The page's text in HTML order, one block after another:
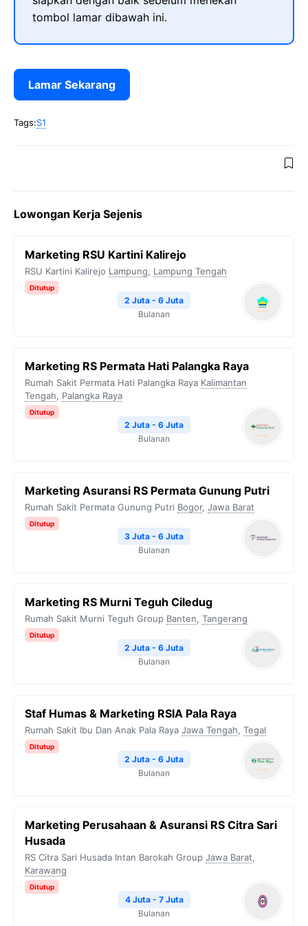
tombol lamar dibawah ini.
Lamar Sekarang
Tags:S1
Lowongan Kerja Sejenis
Marketing RSU Kartini Kalirejo
RSU Kartini Kalirejo Lampung, Lampung Tengah
Ditutup
2 Juta - 6 Juta
Bulanan
Marketing RS Permata Hati Palangka Raya
Rumah Sakit Permata Hati Palangka Raya Kalimantan
Tengah, Palangka Raya
Ditutup
2 Juta - 6 Juta
Bulanan
Marketing Asuransi RS Permata Gunung Putri
Rumah Sakit Permata Gunung Putri Bogor, Jawa Barat
Ditutup
3 Juta - 6 Juta
Bulanan
Marketing RS Murni Teguh Ciledug
Rumah Sakit Murni Teguh Group Banten, Tangerang
Ditutup
2 Juta - 6 Juta
Bulanan
Staf Humas & Marketing RSIA Pala Raya
Rumah Sakit Ibu Dan Anak Pala Raya Jawa Tengah, Tegal
Ditutup
2 Juta - 6 Juta
Bulanan
Marketing Perusahaan & Asuransi RS Citra Sari
Husada
RS Citra Sari Husada Intan Barokah Group Jawa Barat,
Karawang
Ditutup
4 Juta - 7 Juta
Bulanan